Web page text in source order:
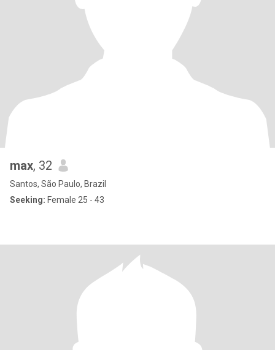
max, 32
Santos, São Paulo, Brazil
Seeking: Female 25 - 43